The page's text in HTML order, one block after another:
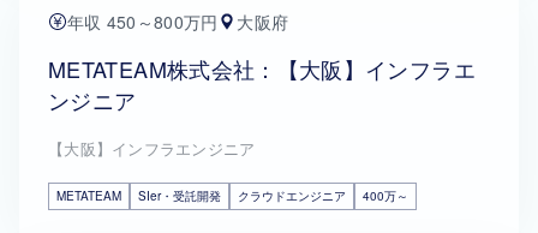
年収 450～800万円 大阪府
METATEAM株式会社：【大阪】インフラエ
ンジニア
【大阪】インフラエンジニア
METATEAM SIer・受託開発 クラウドエンジニア 400万～